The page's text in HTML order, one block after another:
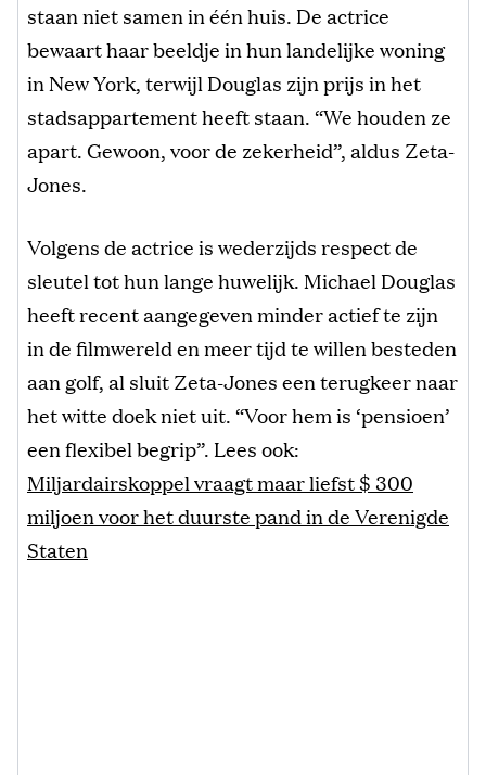
staan niet samen in één huis. De actrice
bewaart haar beeldje in hun landelijke woning
in New York, terwijl Douglas zijn prijs in het
stadsappartement heeft staan. “We houden ze
apart. Gewoon, voor de zekerheid”, aldus Zeta-
Jones.
Volgens de actrice is wederzijds respect de
sleutel tot hun lange huwelijk. Michael Douglas
heeft recent aangegeven minder actief te zijn
in de filmwereld en meer tijd te willen besteden
aan golf, al sluit Zeta-Jones een terugkeer naar
het witte doek niet uit. “Voor hem is ‘pensioen’
een flexibel begrip”. Lees ook:
Miljardairskoppel vraagt maar liefst $ 300
miljoen voor het duurste pand in de Verenigde
Staten